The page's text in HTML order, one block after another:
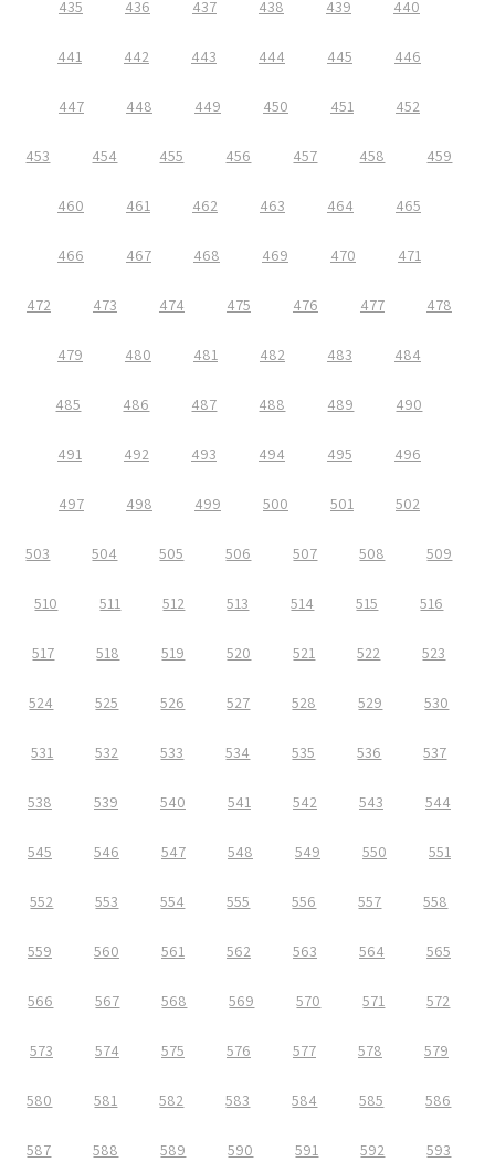
435 436 437 438 439 440
441 442 443 444 445 446
447 448 449 450 451 452
453 454 455 456 457 458 459
460 461 462 463 464 465
466 467 468 469 470 471
472 473 474 475 476 477 478
479 480 481 482 483 484
485 486 487 488 489 490
491 492 493 494 495 496
497 498 499 500 501 502
503 504 505 506 507 508 509
510 511 512 513 514 515 516
517 518 519 520 521 522 523
524 525 526 527 528 529 530
531 532 533 534 535 536 537
538 539 540 541 542 543 544
545 546 547 548 549 550 551
552 553 554 555 556 557 558
559 560 561 562 563 564 565
566 567 568 569 570 571 572
573 574 575 576 577 578 579
580 581 582 583 584 585 586
587 588 589 590 591 592 593